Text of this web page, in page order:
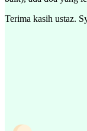
Terima kasih ustaz.